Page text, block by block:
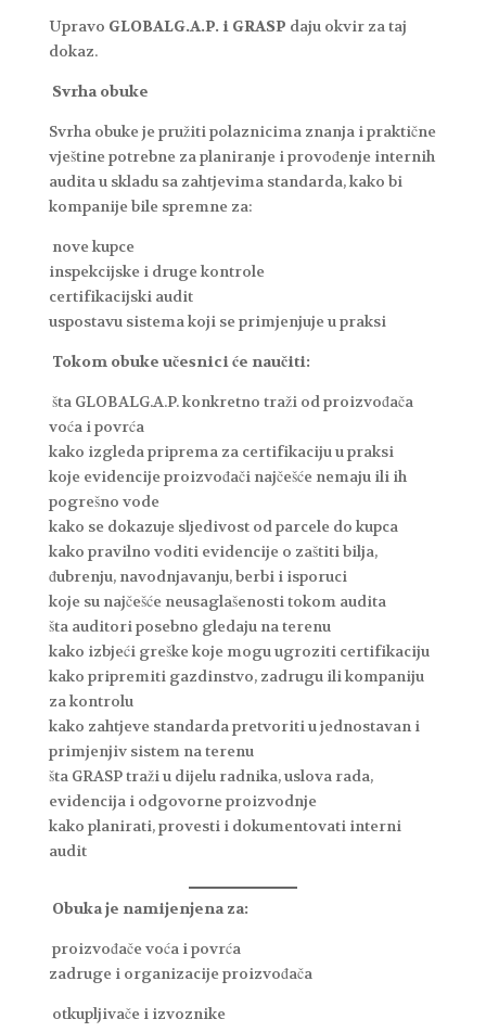
Upravo GLOBALG.A.P. i GRASP daju okvir za taj
dokaz.
Svrha obuke
Svrha obuke je pružiti polaznicima znanja i praktične
vještine potrebne za planiranje i provođenje internih
audita u skladu sa zahtjevima standarda, kako bi
kompanije bile spremne za:
nove kupce
inspekcijske i druge kontrole
certifikacijski audit
uspostavu sistema koji se primjenjuje u praksi
Tokom obuke učesnici će naučiti:
šta GLOBALG.A.P. konkretno traži od proizvođača
voća i povrća
kako izgleda priprema za certifikaciju u praksi
koje evidencije proizvođači najčešće nemaju ili ih
pogrešno vode
kako se dokazuje sljedivost od parcele do kupca
kako pravilno voditi evidencije o zaštiti bilja,
đubrenju, navodnjavanju, berbi i isporuci
koje su najčešće neusaglašenosti tokom audita
šta auditori posebno gledaju na terenu
kako izbjeći greške koje mogu ugroziti certifikaciju
kako pripremiti gazdinstvo, zadrugu ili kompaniju
za kontrolu
kako zahtjeve standarda pretvoriti u jednostavan i
primjenjiv sistem na terenu
šta GRASP traži u dijelu radnika, uslova rada,
evidencija i odgovorne proizvodnje
kako planirati, provesti i dokumentovati interni
audit
Obuka je namijenjena za:
proizvođače voća i povrća
zadruge i organizacije proizvođača
otkupljivače i izvoznike